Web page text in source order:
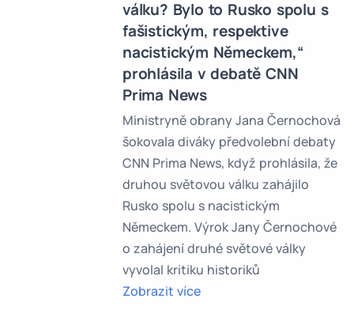
válku? Bylo to Rusko spolu s
fašistickým, respektive
nacistickým Německem,“
prohlásila v debatě CNN
Prima News
Ministryně obrany Jana Černochová
šokovala diváky předvolební debaty
CNN Prima News, když prohlásila, že
druhou světovou válku zahájilo
Rusko spolu s nacistickým
Německem. Výrok Jany Černochové
o zahájení druhé světové války
vyvolal kritiku historiků
Zobrazit více